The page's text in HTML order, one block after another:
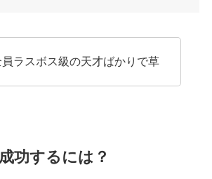
員ラスボス級の天才ばかりで草
功するには？